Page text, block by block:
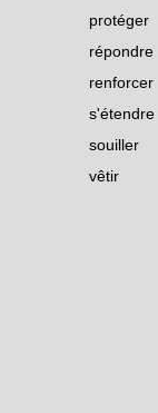
protéger
répondre
renforcer
s'étendre
souiller
vêtir